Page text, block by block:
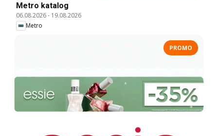
Metro katalog
06.08.2026- 19.08.2026
Metro
PROMO